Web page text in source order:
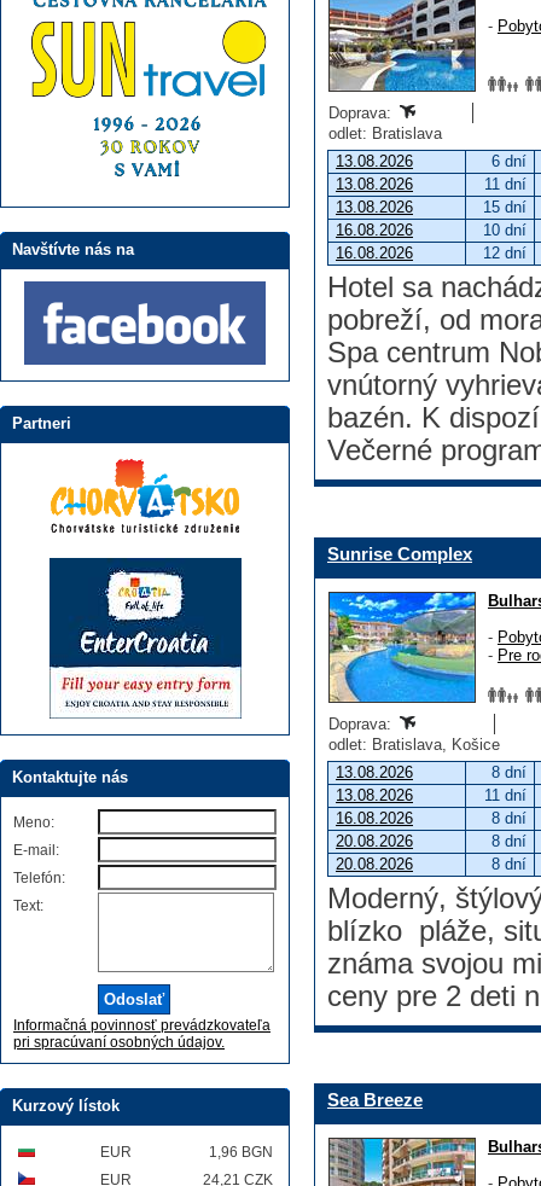
-
Doprava:
odlet: Bratislava
13.08.2026
6 dní
13.08.2026
11 dní
13.08.2026
15 dní
16.08.2026
10 dní
16.08.2026
12 dní
Hotel sa
pobreží, od
Spa centrum
vnútorný
bazén. K
Večerné
Sunrise Complex
-
- Pre
Doprava:
odlet: Bratislava, Košice
13.08.2026
8 dní
13.08.2026
11 dní
16.08.2026
8 dní
20.08.2026
8 dní
20.08.2026
8 dní
Moderný,
blízko pláže,
známa svojou
ceny pre 2 deti
Sea Breeze
Navštívte nás na
Partneri
Kontaktujte nás
Meno:
E-mail:
Telefón:
Text:
Informačná povinnosť prevádzkovateľa
pri spracúvaní osobných údajov.
Kurzový lístok
EUR
1,96 BGN
EUR
24,21 CZK